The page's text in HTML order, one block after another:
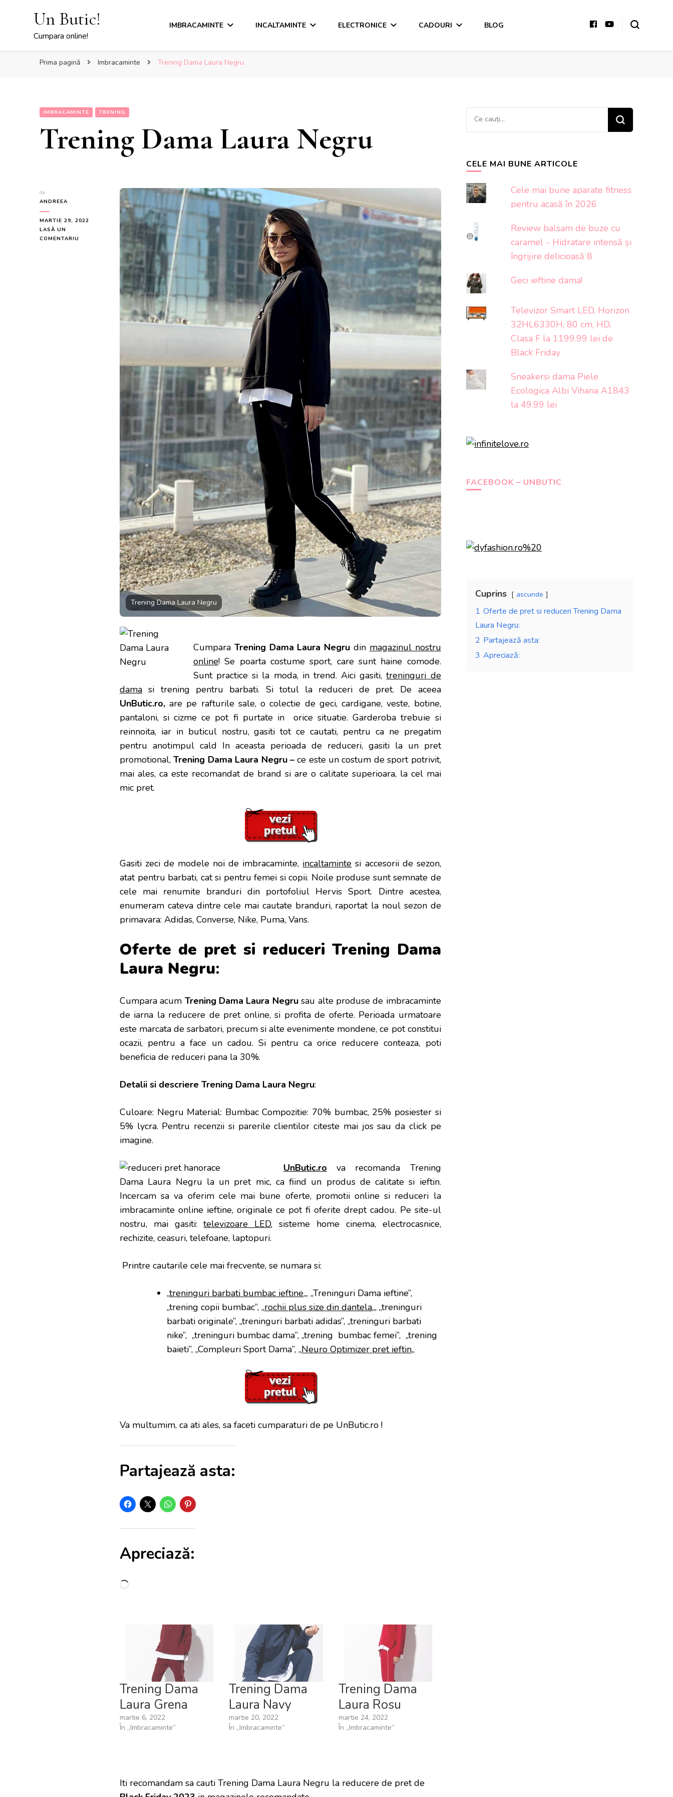
Un Butic!
Cumpara online!
IMBRACAMINTE INCALTAMINTE ELECTRONICE CADOURI BLOG
Prima pagină Imbracaminte Trening Dama Laura Negru
IMBRACAMINTE TRENING
Trening Dama Laura Negru
de
ANDREEA
MARTIE 29, 2022
LASĂ UN
COMENTARIU
Trening Dama Laura Negru
Cumpara Trening Dama Laura Negrudin magazinul nostru
online! Se poarta costume sport, care sunt haine comode.
Sunt practice si la moda, in trend. Aici gasiti,treninguri de
dama si trening pentru barbati. Si totul la reduceri de pret. De aceea
UnButic.ro,are pe rafturile sale, o colectie de geci, cardigane, veste, botine,
pantaloni, si cizme ce pot fi purtate in orice situatie. Garderoba trebuie si
reinnoita, iar in buticul nostru, gasiti tot ce cautati, pentru ca ne pregatim
pentru anotimpul cald In aceasta perioada de reduceri, gasiti la un pret
promotional,Trening Dama Laura Negru –ce este un costum de sport potrivit,
mai ales, ca este recomandat de brand si are o calitate superioara, la cel mai
mic pret.
Gasiti zeci de modele noi de imbracaminte, incaltaminte si accesorii de sezon,
atat pentru barbati, cat si pentru femei si copii. Noile produse sunt semnate de
cele mai renumite branduri din portofoliul Hervis Sport. Dintre acestea,
enumeram cateva dintre cele mai cautate branduri, raportat la noul sezon de
primavara: Adidas, Converse, Nike, Puma, Vans.
Oferte de pret si reduceri Trening Dama
Laura Negru:
Cumpara acum Trening Dama Laura Negrusau alte produse de imbracaminte
de iarna la reducere de pret online, si profita de oferte. Perioada urmatoare
este marcata de sarbatori, precum si alte evenimente mondene, ce pot constitui
ocazii, pentru a face un cadou. Si pentru ca orice reducere conteaza, poti
beneficia de reduceri pana la 30%.
Detalii si descriere Trening Dama Laura Negru:
Culoare: Negru Material: Bumbac Compozitie: 70% bumbac, 25% posiester si
5% lycra. Pentru recenzii si parerile clientilor citeste mai jos sau da click pe
imagine.
UnButic.ro va recomanda Trening
Dama Laura Negru la un pret mic, ca fiind un produs de calitate si ieftin.
Incercam sa va oferim cele mai bune oferte, promotii online si reduceri la
imbracaminte online ieftine, originale ce pot fi oferite drept cadou. Pe site-ul
nostru, mai gasiti:televizoare LED, sisteme home cinema, electrocasnice,
rechizite, ceasuri, telefoane, laptopuri.
Printre cautarile cele mai frecvente, se numara si:
„treninguri barbati bumbac ieftine„, „Treninguri Dama ieftine”,
„trening copii bumbac”, „rochii plus size din dantela„, „treninguri
barbati originale”, „treninguri barbati adidas”, „treninguri barbati
nike”, „treninguri bumbac dama”, „trening bumbac femei”, „trening
baieti”, „Compleuri Sport Dama”, „Neuro Optimizer pret ieftin„
Va multumim, ca ati ales, sa faceti cumparaturi de pe UnButic.ro !
Partajează asta:
Apreciază:
Încarc...
Trening Dama
Laura Grena
martie 6, 2022
În „Imbracaminte”
Trening Dama
Laura Navy
martie 20, 2022
În „Imbracaminte”
Trening Dama
Laura Rosu
martie 24, 2022
În „Imbracaminte”
Iti recomandam sa cauti Trening Dama Laura Negru la reducere de pret de
Cauți
ceva?
CELE MAI BUNE ARTICOLE
Cele mai bune aparate fitness
pentru acasă în 2026
Review balsam de buze cu
caramel - Hidratare intensă și
îngrijire delicioasă 8
Geci ieftine dama!
Televizor Smart LED, Horizon
32HL6330H, 80 cm, HD,
Clasa F la 1199.99 lei de
Black Friday
Sneakersi dama Piele
Ecologica Albi Vihana A1843
la 49.99 lei
FACEBOOK – UNBUTIC
Cuprins ascunde
1 Oferte de pret si reduceri Trening Dama
Laura Negru:
2 Partajează asta:
3 Apreciază: